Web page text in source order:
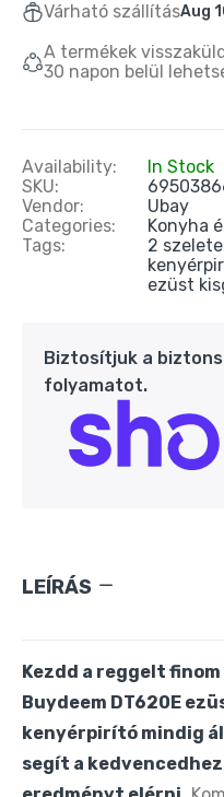
Várható szállításAug
A termékek
30 napon belül
Availability:
In Stock
SKU:
Vendor:
Ubay
Categories:
Konyha
Tags:
2
ezüst
Biztosítjuk a
folyamatot.
LEÍRÁS
Kezdd a reggelt
Buydeem DT620E
kenyérpirító mindig
segít a